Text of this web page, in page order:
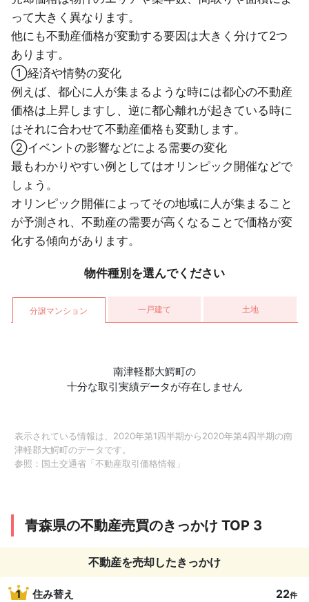
って大きく異なります。
他にも不動産価格が変動する要因は大きく分けて2つ
あります。
①経済や情勢の変化
例えば、都心に人が集まるような時には都心の不動産
価格は上昇しますし、逆に都心離れが起きている時に
はそれに合わせて不動産価格も変動します。
②イベントの影響などによる需要の変化
最もわかりやすい例としてはオリンピック開催などで
しょう。
オリンピック開催によってその地域に人が集まること
が予測され、不動産の需要が高くなることで価格が変
化する傾向があります。
物件種別を選んでください
分譲マンション 一戸建て 土地
南津軽郡大鰐町の
十分な取引実績データが存在しません
表示されている情報は、2020年第1四半期から2020年第4四半期の南
津軽郡大鰐町のデータです。
参照： 国土交通省「不動産取引価格情報」
青森県の不動産売買のきっかけ TOP 3
不動産を売却したきっかけ
1 住み替え 22件